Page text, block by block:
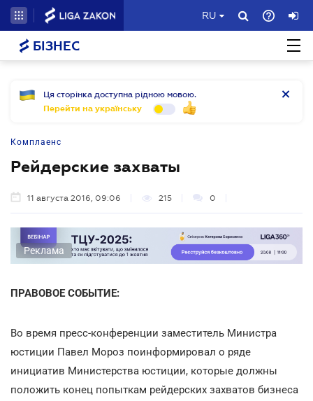
RU
БІЗНЕС
Ця сторінка доступна рідною мовою.
Перейти на українську
Комплаенс
Рейдерские захваты
11 августа 2016, 09:06 215 0
Реклама
ПРАВОВОЕ СОБЫТИЕ:
Во время пресс-конференции заместитель Министра
юстиции Павел Мороз поинформировал о ряде
инициатив Министерства юстиции, которые должны
положить конец попыткам рейдерских захватов бизнеса